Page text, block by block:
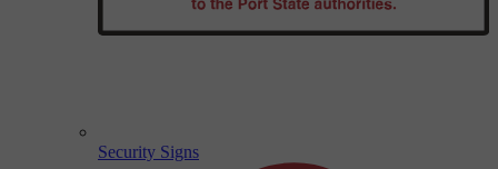
Security Signs